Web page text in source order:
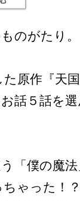
のがたり。
原作『天
話５話を
「僕の魔
ゃった！